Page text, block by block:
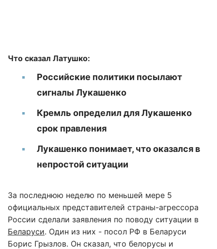
Что сказал Латушко:
Российские политики посылают
сигналы Лукашенко
Кремль определил для Лукашенко
срок правления
Лукашенко понимает, что оказался в
непростой ситуации
За последнюю неделю по меньшей мере 5
официальных представителей страны-агрессора
России сделали заявления по поводу ситуации в
Беларуси. Один из них - посол РФ в Беларуси
Борис Грызлов. Он сказал, что белорусы и